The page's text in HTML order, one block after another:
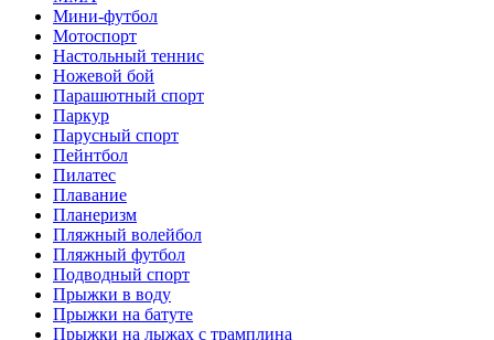
Мини-футбол
Мотоспорт
Настольный теннис
Ножевой бой
Парашютный спорт
Паркур
Парусный спорт
Пейнтбол
Пилатес
Плавание
Планеризм
Пляжный волейбол
Пляжный футбол
Подводный спорт
Прыжки в воду
Прыжки на батуте
Прыжки на лыжах с трамплина